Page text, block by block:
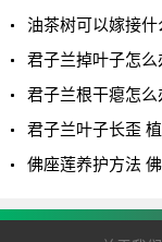
油茶树可以嫁接
君子兰掉叶子怎
君子兰根干瘪怎
君子兰叶子长歪
佛座莲养护方法